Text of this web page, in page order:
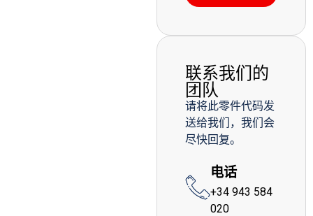
联系我们的
团队
请将此零件代码发
送给我们，我们会
尽快回复。
电话
+34 943 584
020